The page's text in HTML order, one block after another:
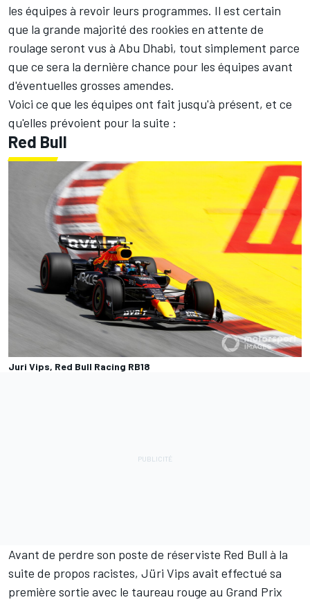
les équipes à revoir leurs programmes. Il est certain
que la grande majorité des rookies en attente de
roulage seront vus à Abu Dhabi, tout simplement parce
que ce sera la dernière chance pour les équipes avant
d'éventuelles grosses amendes.
Voici ce que les équipes ont fait jusqu'à présent, et ce
qu'elles prévoient pour la suite :
Red Bull
Juri Vips, Red Bull Racing RB18
Avant de perdre son poste de réserviste Red Bull à la
suite de propos racistes, Jüri Vips avait effectué sa
première sortie avec le taureau rouge au Grand Prix